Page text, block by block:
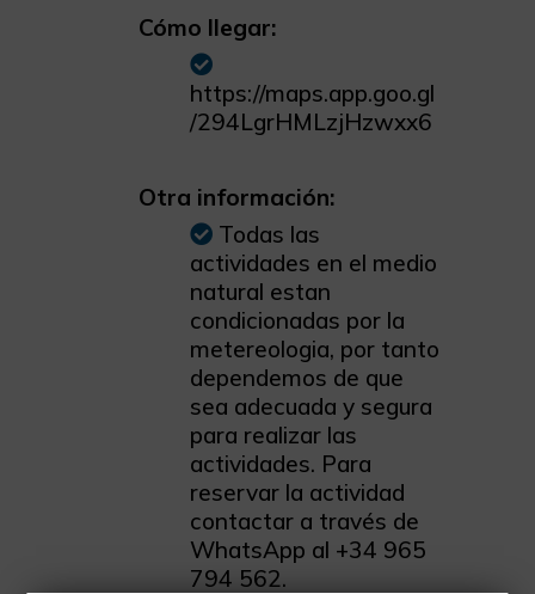
Cómo llegar:
https://maps.app.goo.gl
/294LgrHMLzjHzwxx6
Otra información:
Todas las
actividades en el medio
natural estan
condicionadas por la
metereologia, por tanto
dependemos de que
sea adecuada y segura
para realizar las
actividades. Para
reservar la actividad
contactar a través de
WhatsApp al +34 965
794 562.